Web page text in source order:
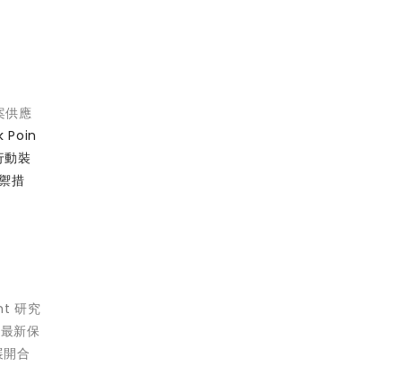
供應
Poin
動裝
措
研究
新保
合